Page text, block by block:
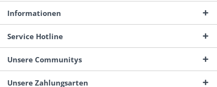
Informationen
Service Hotline
Unsere Communitys
Unsere Zahlungsarten